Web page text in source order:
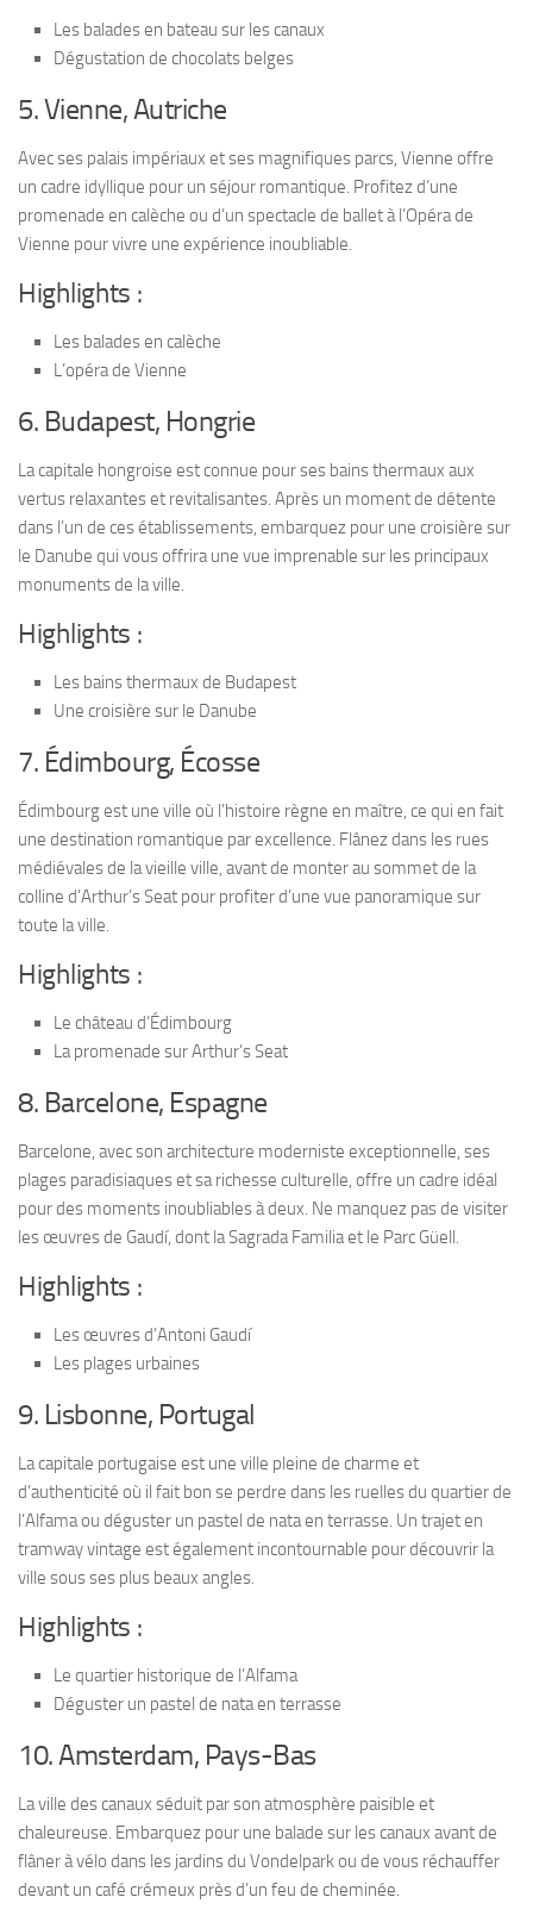
Les balades en bateau sur les canaux
Dégustation de chocolats belges
5. Vienne, Autriche
Avec ses palais impériaux et ses magnifiques parcs, Vienne offre
un cadre idyllique pour un séjour romantique. Profitez d’une
promenade en calèche ou d’un spectacle de ballet à l’Opéra de
Vienne pour vivre une expérience inoubliable.
Highlights :
Les balades en calèche
L’opéra de Vienne
6. Budapest, Hongrie
La capitale hongroise est connue pour ses bains thermaux aux
vertus relaxantes et revitalisantes. Après un moment de détente
dans l’un de ces établissements, embarquez pour une croisière sur
le Danube qui vous offrira une vue imprenable sur les principaux
monuments de la ville.
Highlights :
Les bains thermaux de Budapest
Une croisière sur le Danube
7. Édimbourg, Écosse
Édimbourg est une ville où l’histoire règne en maître, ce qui en fait
une destination romantique par excellence. Flânez dans les rues
médiévales de la vieille ville, avant de monter au sommet de la
colline d’Arthur’s Seat pour profiter d’une vue panoramique sur
toute la ville.
Highlights :
Le château d’Édimbourg
La promenade sur Arthur’s Seat
8. Barcelone, Espagne
Barcelone, avec son architecture moderniste exceptionnelle, ses
plages paradisiaques et sa richesse culturelle, offre un cadre idéal
pour des moments inoubliables à deux. Ne manquez pas de visiter
les œuvres de Gaudí, dont la Sagrada Familia et le Parc Güell.
Highlights :
Les œuvres d’Antoni Gaudí
Les plages urbaines
9. Lisbonne, Portugal
La capitale portugaise est une ville pleine de charme et
d’authenticité où il fait bon se perdre dans les ruelles du quartier de
l’Alfama ou déguster un pastel de nata en terrasse. Un trajet en
tramway vintage est également incontournable pour découvrir la
ville sous ses plus beaux angles.
Highlights :
Le quartier historique de l’Alfama
Déguster un pastel de nata en terrasse
10. Amsterdam, Pays-Bas
La ville des canaux séduit par son atmosphère paisible et
chaleureuse. Embarquez pour une balade sur les canaux avant de
flâner à vélo dans les jardins du Vondelpark ou de vous réchauffer
devant un café crémeux près d’un feu de cheminée.